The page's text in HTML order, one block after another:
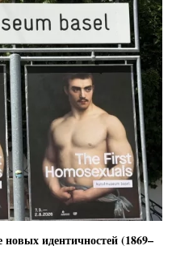
идентичностей (1869–